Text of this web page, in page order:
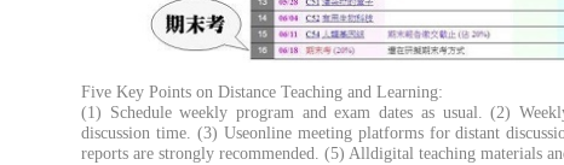
Five Key Points on Distance Teaching and Learning:
(1) Schedule weekly program and exam dates as usual. (2)
discussion time. (3) Useonline meeting platforms for distant
reports are strongly recommended. (5) Alldigital teaching materials